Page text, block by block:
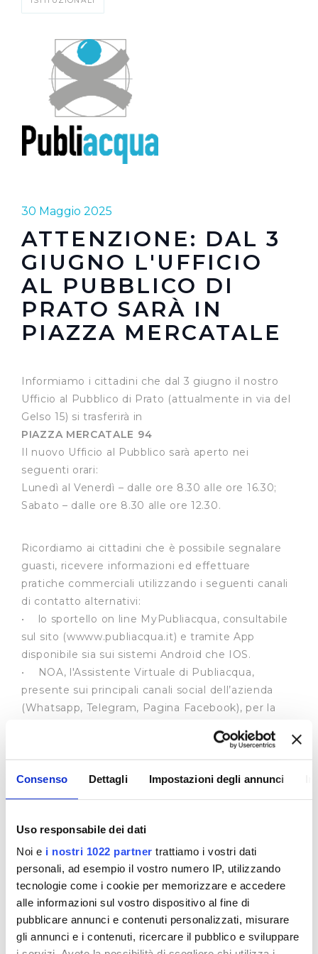
Consenso Dettagli Impostazioni degli annunci
Uso responsabile dei dati
Noi e i nostri 1022 partner trattiamo i vostri dati
personali, ad esempio il vostro numero IP, utilizzando
tecnologie come i cookie per memorizzare e accedere
alle informazioni sul vostro dispositivo al fine di
pubblicare annunci e contenuti personalizzati, misurare
gli annunci e i contenuti, ricercare il pubblico e sviluppare
30 Maggio 2025
ATTENZIONE: DAL 3
GIUGNO L'UFFICIO
AL PUBBLICO DI
PRATO SARÀ IN
PIAZZA MERCATALE
Informiamo i cittadini che dal 3 giugno il nostro
Ufficio al Pubblico di Prato (attualmente in via del
Gelso 15) si trasferirà in
PIAZZA MERCATALE 94
Il nuovo Ufficio al Pubblico sarà aperto nei
seguenti orari:
Lunedì al Venerdì – dalle ore 8.30 alle ore 16.30;
Sabato – dalle ore 8.30 alle ore 12.30.
Ricordiamo ai cittadini che è possibile segnalare
guasti, ricevere informazioni ed effettuare
pratiche commerciali utilizzando i seguenti canali
di contatto alternativi:
• lo sportello on line MyPubliacqua, consultabile
sul sito (wwww.publiacqua.it) e tramite App
disponibile sia sui sistemi Android che IOS.
• NOA, l'Assistente Virtuale di Publiacqua,
presente sui principali canali social dell’azienda
(Whatsapp, Telegram, Pagina Facebook), per la
per richieste commerciali (autolettura, ristampa
fattura, attivazione domiciliazione e bolletta web,
consultazione estratto conto).
Ci scusiamo per il disagio e ringraziamo tutti i